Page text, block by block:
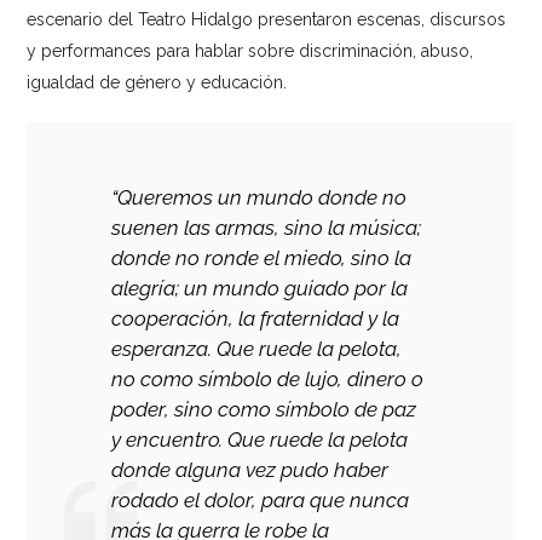
escenario del Teatro Hidalgo presentaron escenas, discursos
y performances para hablar sobre discriminación, abuso,
igualdad de género y educación.
“Queremos un mundo donde no
suenen las armas, sino la música;
donde no ronde el miedo, sino la
alegría; un mundo guiado por la
cooperación, la fraternidad y la
esperanza. Que ruede la pelota,
no como símbolo de lujo, dinero o
poder, sino como símbolo de paz
y encuentro. Que ruede la pelota
donde alguna vez pudo haber
rodado el dolor, para que nunca
más la guerra le robe la